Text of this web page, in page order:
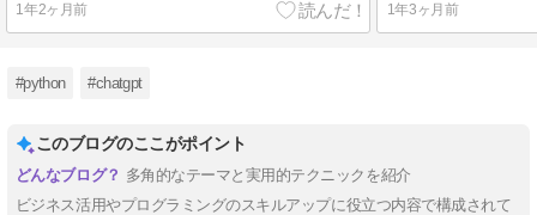
1年2ヶ月前 1年3ヶ月前
#python #chatgpt
このブログのここがポイント
多角的なテーマと実用的テクニックを紹介
ビジネス活用やプログラミングのスキルアップに役立つ内容で構成されて